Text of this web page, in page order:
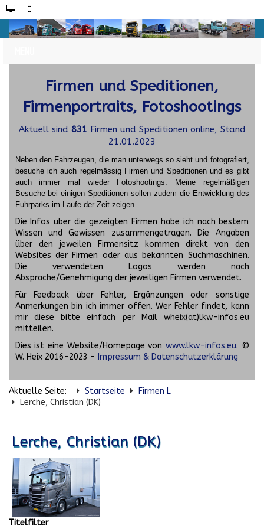
Firmen und Speditionen,
Firmenportraits, Fotoshootings
Aktuell sind 831 Firmen und Speditionen online, Stand
21.01.2023
Neben den Fahrzeugen, die man unterwegs so sieht und fotografiert,
besuche ich auch regelmässig Firmen und Speditionen und es gibt
auch immer mal wieder Fotoshootings.
Meine regelmäßigen
Besuche bei einigen Speditionen sollen zudem die Entwicklung des
Fuhrparks im Laufe der Zeit zeigen.
Die Infos über die gezeigten Firmen habe ich nach bestem
Wissen und Gewissen zusammengetragen. Die Angaben
über den jeweilen Firmensitz kommen direkt von den
Websites der Firmen oder aus bekannten Suchmaschinen.
Die verwendeten Logos werden nach
Absprache/Genehmigung der jeweiligen Firmen verwendet.
Für Feedback über Fehler, Ergänzungen oder sonstige
Anmerkungen bin ich immer offen. Wer Fehler findet, kann
mir diese bitte einfach per Mail wheix(at)lkw-infos.eu
mitteilen.
Dies ist eine Website/Homepage von www.lkw-infos.eu. ©
W. Heix 2016-2023 - Impressum & Datenschutzerklärung
Aktuelle Seite: Startseite
Firmen L
Lerche, Christian (DK)
Lerche, Christian (DK)
Titelfilter